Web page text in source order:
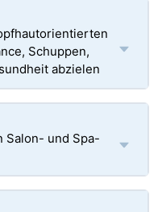
Schuppen,
abzielen
Salon- und Spa-